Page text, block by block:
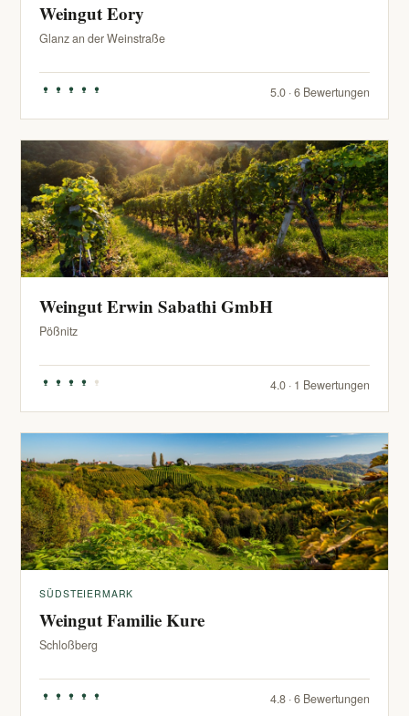
Weingut Eory
Glanz an der Weinstraße
5.0 · 6 Bewertungen
Weingut Erwin Sabathi GmbH
Pößnitz
4.0 · 1 Bewertungen
SÜDSTEIERMARK
Weingut Familie Kure
Schloßberg
4.8 · 6 Bewertungen